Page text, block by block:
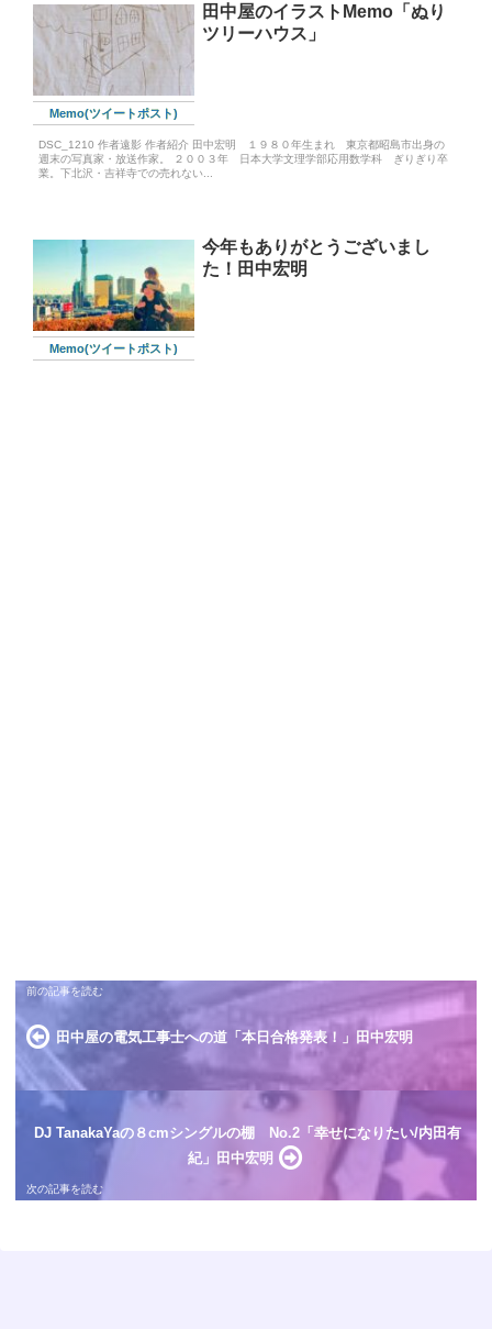
Memo(ツイートポスト)
田中屋のイラストMemo「ぬり
ツリーハウス」
DSC_1210 作者遠影 作者紹介 田中宏明 １９８０年生まれ 東京都昭島市出身の
週末の写真家・放送作家。 ２００３年 日本大学文理学部応用数学科 ぎりぎり卒
業。下北沢・吉祥寺での売れない...
Memo(ツイートポスト)
今年もありがとうございまし
た！田中宏明
田中屋の電気工事士への道「本日合格発表！」田中宏明
DJ TanakaYaの８cmシングルの棚 No.2「幸せになりたい/内田有
紀」田中宏明